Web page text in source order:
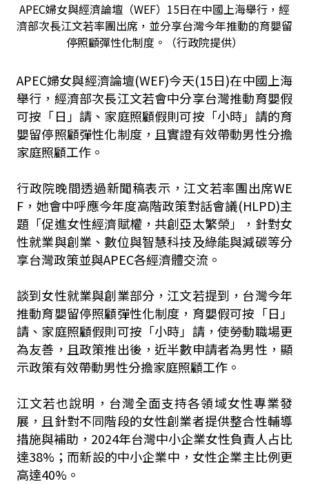
APEC婦女與經濟論壇（WEF）15日在中國上海舉行，經
濟部次長江文若率團出席，並分享台灣今年推動的育嬰留
停照顧彈性化制度。（行政院提供）
APEC婦女與經濟論壇(WEF)今天(15日)在中國上海
舉行，經濟部次長江文若會中分享台灣推動育嬰假
可按「日」請、家庭照顧假則可按「小時」請的育
嬰留停照顧彈性化制度，且實證有效帶動男性分擔
家庭照顧工作。
行政院晚間透過新聞稿表示，江文若率團出席WE
F，她會中呼應今年度高階政策對話會議(HLPD)主
題「促進女性經濟賦權，共創亞太繁榮」，針對女
性就業與創業、數位與智慧科技及綠能與減碳等分
享台灣政策並與APEC各經濟體交流。
談到女性就業與創業部分，江文若提到，台灣今年
推動育嬰留停照顧彈性化制度，育嬰假可按「日」
請、家庭照顧假則可按「小時」請，使勞動職場更
為友善，且政策推出後，近半數申請者為男性，顯
示政策有效帶動男性分擔家庭照顧工作。
江文若也說明，台灣全面支持各領域女性專業發
展，且針對不同階段的女性創業者提供整合性輔導
措施與補助，2024年台灣中小企業女性負責人占比
達38%；而新設的中小企業中，女性企業主比例更
高達40%。